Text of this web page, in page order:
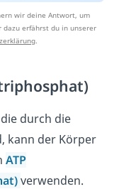
wir deine Antwort, um
dazu erfährst du in unserer
.
die durch die
kann der Körper
ATP
verwenden.